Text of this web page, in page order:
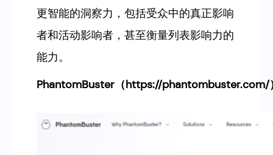
更智能的洞察力，包括受众中的真正影响
者和活动影响者，甚至衡量列表影响力的
能力。
PhantomBuster （https://phantombuster.com/